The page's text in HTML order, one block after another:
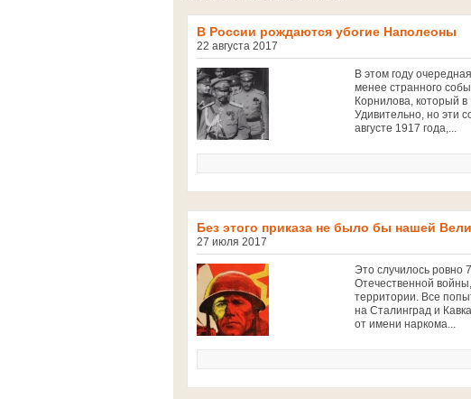
В России рождаются убогие Наполеоны
22 августа 2017
В этом году
менее странного
Корнилова, который в
Удивительно, но эти
августе 1917 года,...
Без этого приказа не было бы нашей
27 июля 2017
Это случилось ровно
Отечественной
территории. Все
на Сталинград и
от имени наркома...